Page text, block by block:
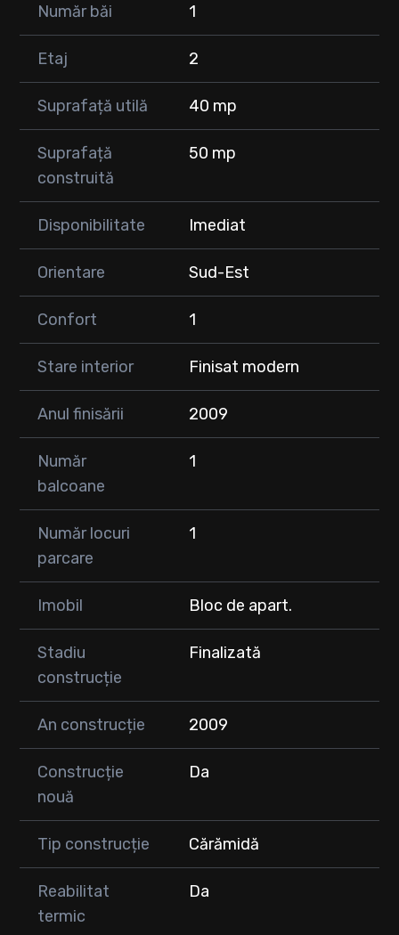
🚗 Parcare:
• Loc de parcare cu CF separat – 5.000 € (se achiziționează
separat)
💰 Preț: 73.900 €
✨ Apartamentul este ideal pentru o persoană singură, un cuplu
Număr băi 1
Etaj 2
Suprafață utilă 40 mp
Suprafață
construită
50 mp
Disponibilitate Imediat
Orientare Sud-Est
Confort 1
Stare interior Finisat modern
Anul finisării 2009
Număr
balcoane
1
Număr locuri
parcare
1
Imobil Bloc de apart.
Stadiu
construcție
Finalizată
An construcție 2009
Construcție
nouă
Da
Tip construcție Cărămidă
Reabilitat
termic
Da